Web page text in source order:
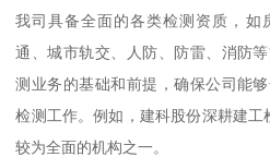
我司具备全面的各类检测资质，如
通、城市轨交、人防、防雷、消防
测业务的基础和前提，确保公司能
检测工作。例如，建科股份深耕建
较为全面的机构之一。